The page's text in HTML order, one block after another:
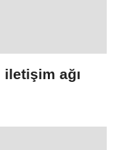
ağı